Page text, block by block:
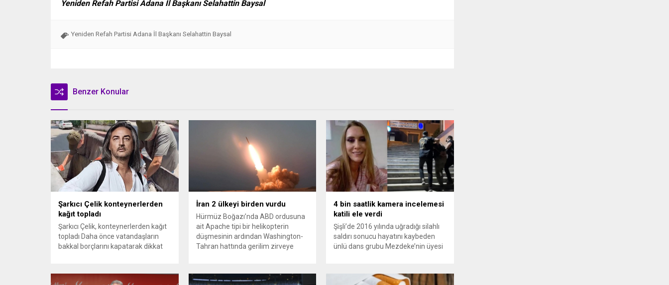
Yeniden Refah Partisi Adana İl Başkanı Selahattin Baysal
Yeniden Refah Partisi Adana İl Başkanı Selahattin Baysal
Benzer Konular
Şarkıcı Çelik konteynerlerden
kağıt topladı
Şarkıcı Çelik, konteynerlerden kağıt
topladı Daha önce vatandaşların
bakkal borçlarını kapatarak dikkat
Çelik, Samsun’un İlkadım ilçesinde
İran 2 ülkeyi birden vurdu
Hürmüz Boğazı’nda ABD ordusuna
ait Apache tipi bir helikopterin
düşmesinin ardından Washington-
Tahran hattında gerilim zirveye
savunma sistemleri ve radarları
4 bin saatlik kamera incelemesi
katili ele verdi
Şişli’de 2016 yılında uğradığı silahlı
saldırı sonucu hayatını kaybeden
ünlü dans grubu Mezdeke’nin üyesi
kamerası görüntüsünü ve bin 700